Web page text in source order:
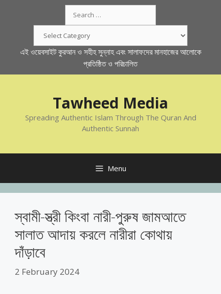
for:
এই ওয়েবসাইট কুরআন ও সহীহ সুন্নাহ এবং সালাফদের মানহাজের আলোকে
প্রতিষ্ঠিত ও পরিচালিত
Tawheed Media
Spreading Authentic Islam Through The Quran And
Authentic Sunnah
Menu
স্বামী-স্ত্রী কিংবা নারী-পুরুষ জামআতে
সালাত আদায় করলে নারীরা কোথায়
দাঁড়াবে
2 February 2024